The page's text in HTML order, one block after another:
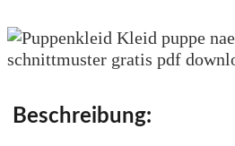
Beschreibung: